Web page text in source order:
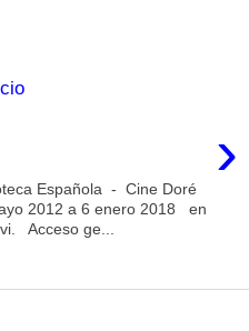
›
Española - Cine Doré
2012 a 6 enero 2018 en
Acceso ge...